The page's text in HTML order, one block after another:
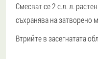
Смесват се 2 с.л. л.
съхранява на затворено
Втрийте в засегнатата